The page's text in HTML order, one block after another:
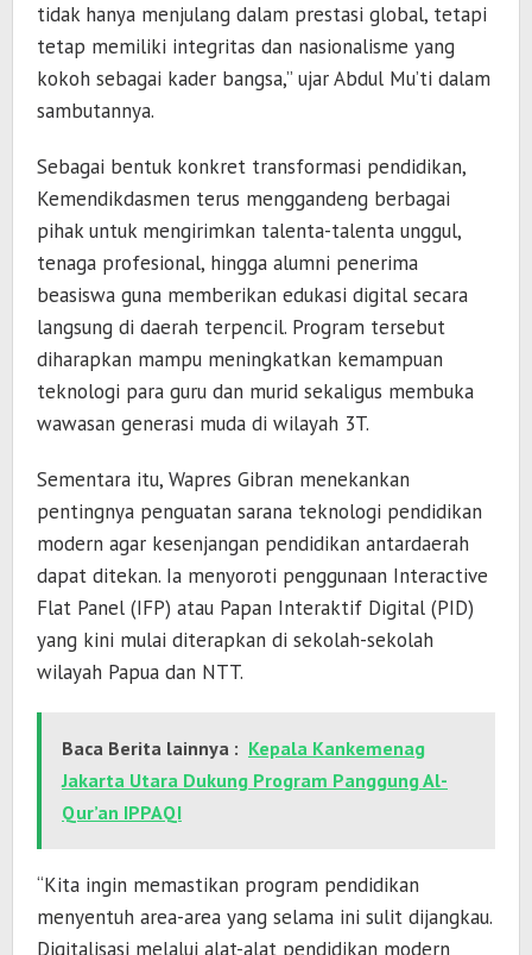
tidak hanya menjulang dalam prestasi global, tetapi
tetap memiliki integritas dan nasionalisme yang
kokoh sebagai kader bangsa,” ujar Abdul Mu’ti dalam
sambutannya.
Sebagai bentuk konkret transformasi pendidikan,
Kemendikdasmen terus menggandeng berbagai
pihak untuk mengirimkan talenta-talenta unggul,
tenaga profesional, hingga alumni penerima
beasiswa guna memberikan edukasi digital secara
langsung di daerah terpencil. Program tersebut
diharapkan mampu meningkatkan kemampuan
teknologi para guru dan murid sekaligus membuka
wawasan generasi muda di wilayah 3T.
Sementara itu, Wapres Gibran menekankan
pentingnya penguatan sarana teknologi pendidikan
modern agar kesenjangan pendidikan antardaerah
dapat ditekan. Ia menyoroti penggunaan Interactive
Flat Panel (IFP) atau Papan Interaktif Digital (PID)
yang kini mulai diterapkan di sekolah-sekolah
wilayah Papua dan NTT.
Baca Berita lainnya : Kepala Kankemenag
Jakarta Utara Dukung Program Panggung Al-
Qur’an IPPAQI
“Kita ingin memastikan program pendidikan
menyentuh area-area yang selama ini sulit dijangkau.
Digitalisasi melalui alat-alat pendidikan modern